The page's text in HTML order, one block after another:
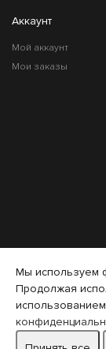
Аккаунт
Мой аккаунт
Мои заказы
Мы используем
Продолжая